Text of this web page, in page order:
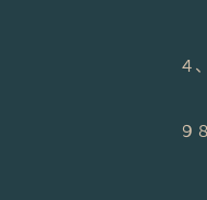
４
９